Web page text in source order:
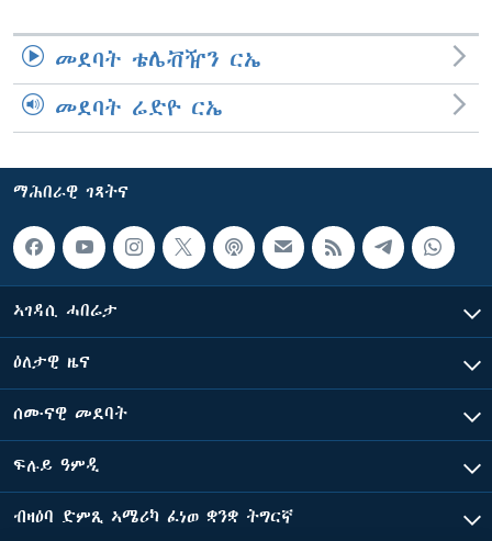
መደባት ቴሌቭዥን ርኤ
መደባት ሬድዮ ርኤ
ማሕበራዊ ገጻትና
ኣገዳሲ ሓበሬታ
ዕለታዊ ዜና
ሰሙናዊ መደባት
ፍሉይ ዓምዲ
ብዛዕባ ድምጺ ኣሜሪካ ፈነወ ቋንቋ ትግርኛ